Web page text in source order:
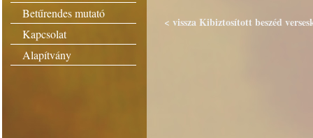
Betűrendes mutató
Kapcsolat
Alapítvány
< vissza Kibiztosított beszéd